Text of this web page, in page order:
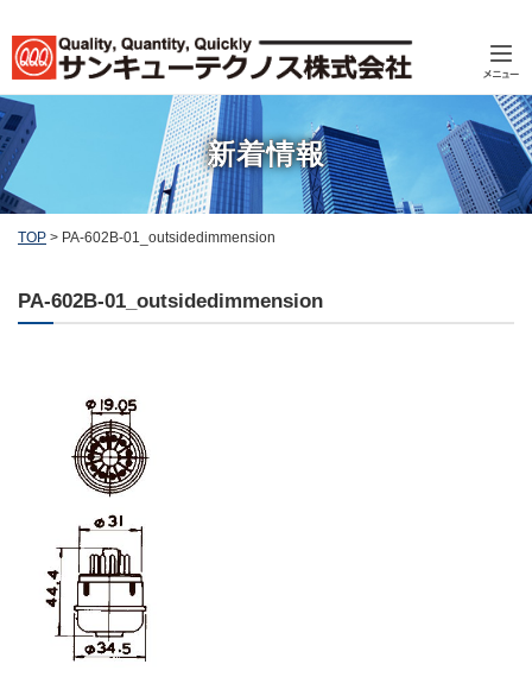
新着情報
TOP > PA-602B-01_outsidedimmension
PA-602B-01_outsidedimmension